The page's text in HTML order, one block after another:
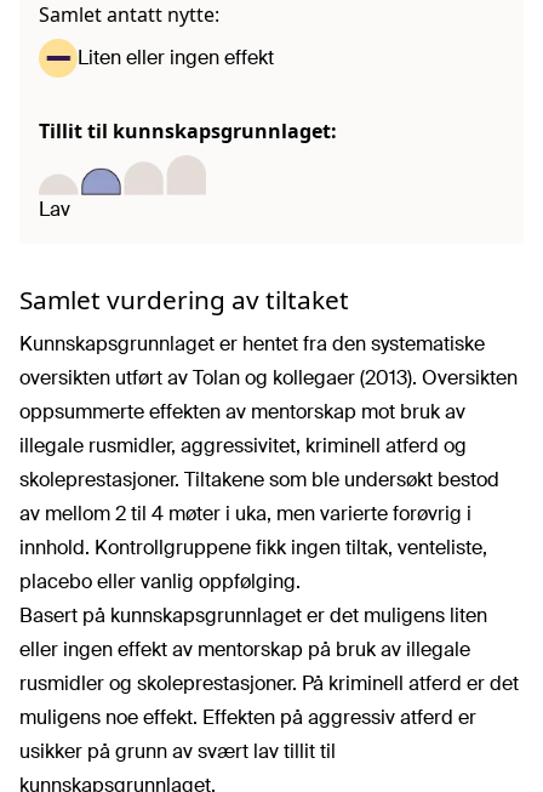
Samlet antatt nytte:
Liten eller ingen effekt
Tillit til kunnskapsgrunnlaget:
Lav
Samlet vurdering av tiltaket
Kunnskapsgrunnlaget er hentet fra den systematiske
oversikten utført av Tolan og kollegaer (2013). Oversikten
oppsummerte effekten av mentorskap mot bruk av
illegale rusmidler, aggressivitet, kriminell atferd og
skoleprestasjoner. Tiltakene som ble undersøkt bestod
av mellom 2 til 4 møter i uka, men varierte forøvrig i
innhold. Kontrollgruppene fikk ingen tiltak, venteliste,
placebo eller vanlig oppfølging.
Basert på kunnskapsgrunnlaget er det muligens liten
eller ingen effekt av mentorskap på bruk av illegale
rusmidler og skoleprestasjoner. På kriminell atferd er det
muligens noe effekt. Effekten på aggressiv atferd er
usikker på grunn av svært lav tillit til
kunnskapsgrunnlaget.